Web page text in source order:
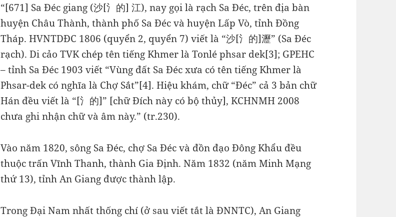
“[671] Sa Đéc giang (沙[氵的] 江), nay gọi là rạch Sa Đéc, trên địa bàn
huyện Châu Thành, thành phố Sa Đéc và huyện Lấp Vò, tỉnh Đồng
Tháp. HVNTDĐC 1806 (quyển 2, quyển 7) viết là “沙[氵的]瀝” (Sa Đéc
rạch). Di cảo TVK chép tên tiếng Khmer là Tonlé phsar dek[3]; GPEHC
– tỉnh Sa Đéc 1903 viết “Vùng đất Sa Đéc xưa có tên tiếng Khmer là
Phsar-dek có nghĩa là Chợ Sắt”[4]. Hiệu khám, chữ “Đéc” cả 3 bản chữ
Hán đều viết là “[氵的]” [chữ Đích này có bộ thủy], KCHNMH 2008
chưa ghi nhận chữ và âm này.” (tr.230).
Vào năm 1820, sông Sa Đéc, chợ Sa Đéc và đồn đạo Đông Khẩu đều
thuộc trấn Vĩnh Thanh, thành Gia Định. Năm 1832 (năm Minh Mạng
thứ 13), tỉnh An Giang được thành lập.
Trong Đại Nam nhất thống chí (ở sau viết tắt là ĐNNTC), An Giang